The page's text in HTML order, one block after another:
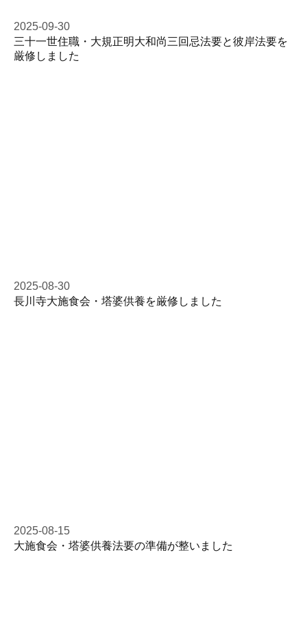
2025-09-30
三十一世住職・大規正明大和尚三回忌法要と彼岸法要を
厳修しました
2025-08-30
長川寺大施食会・塔婆供養を厳修しました
2025-08-15
大施食会・塔婆供養法要の準備が整いました